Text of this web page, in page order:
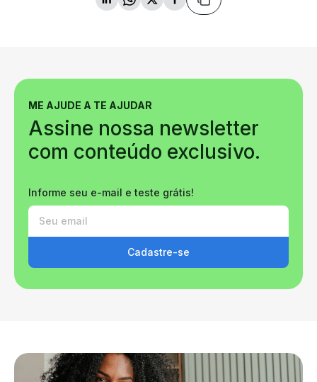
ME AJUDE A TE AJUDAR
Assine nossa newsletter
com conteúdo exclusivo.
Informe seu e-mail e teste grátis!
Cadastre-se